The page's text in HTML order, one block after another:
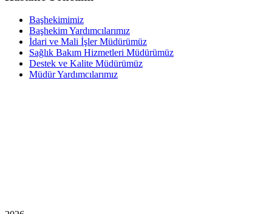
Başhekimimiz
Başhekim Yardımcılarımız
İdari ve Mali İşler Müdürümüz
Sağlık Bakım Hizmetleri Müdürümüz
Destek ve Kalite Müdürümüz
Müdür Yardımcılarımız